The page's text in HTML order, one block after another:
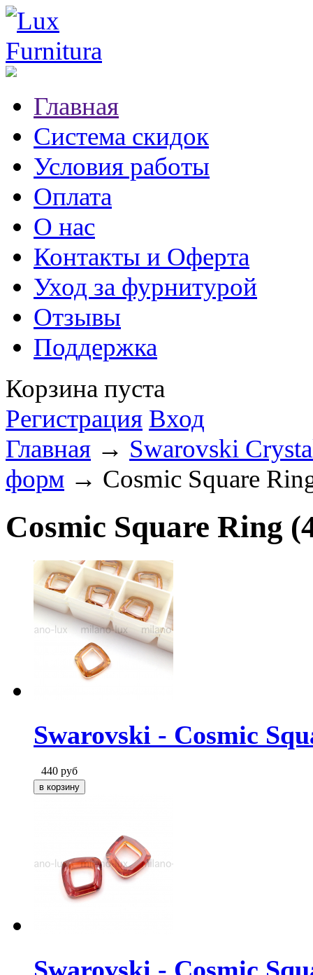
Главная
Система скидок
Условия работы
Оплата
О нас
Контакты и Оферта
Уход за фурнитурой
Отзывы
Поддержка
Корзина пуста
Регистрация Вход
Главная → Swarovski
форм → Cosmic Square
Cosmic Square Ring
Swarovski - Cosmic
440 руб